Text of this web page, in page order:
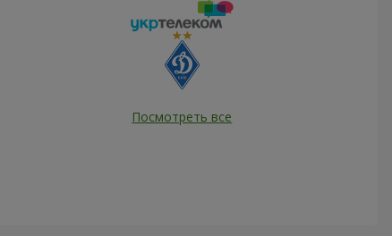
Посмотреть все